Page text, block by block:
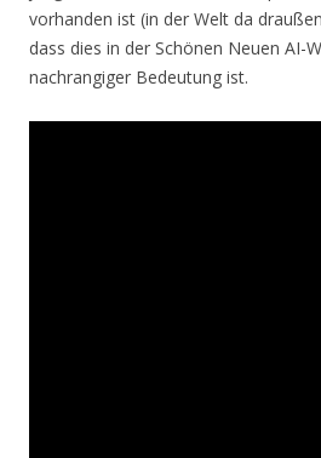
vorhanden ist (in der Welt da
dass dies in der Schönen Neuen AI-
nachrangiger Bedeutung ist.